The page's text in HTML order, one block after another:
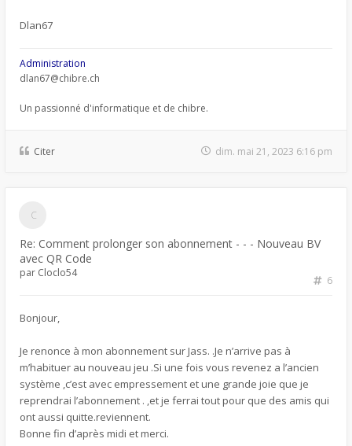
Dlan67
Administration
dlan67@chibre.ch
Un passionné d'informatique et de chibre.
Citer dim. mai 21, 2023 6:16 pm
Re: Comment prolonger son abonnement - - - Nouveau BV
avec QR Code
6
par Cloclo54
Bonjour,
Je renonce à mon abonnement sur Jass. .Je n’arrive pas à
m’habituer au nouveau jeu .Si une fois vous revenez a l’ancien
système ,c’est avec empressement et une grande joie que je
reprendrai l’abonnement . ,et je ferrai tout pour que des amis qui
ont aussi quitte.reviennent.
Bonne fin d’après midi et merci.